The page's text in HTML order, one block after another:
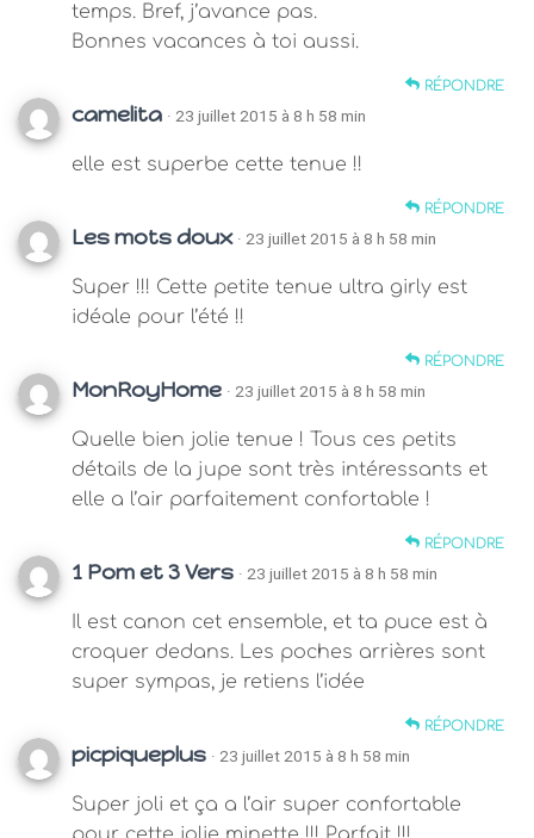
temps. Bref, j’avance pas.
Bonnes vacances à toi aussi.
RÉPONDRE
camelita · 23 juillet 2015 à 8 h 58 min
elle est superbe cette tenue !!
RÉPONDRE
Les mots doux · 23 juillet 2015 à 8 h 58 min
Super !!! Cette petite tenue ultra girly est
idéale pour l’été !!
RÉPONDRE
MonRoyHome · 23 juillet 2015 à 8 h 58 min
Quelle bien jolie tenue ! Tous ces petits
détails de la jupe sont très intéressants et
elle a l’air parfaitement confortable !
RÉPONDRE
1 Pom et 3 Vers · 23 juillet 2015 à 8 h 58 min
Il est canon cet ensemble, et ta puce est à
croquer dedans. Les poches arrières sont
super sympas, je retiens l’idée
RÉPONDRE
picpiqueplus · 23 juillet 2015 à 8 h 58 min
Super joli et ça a l’air super confortable